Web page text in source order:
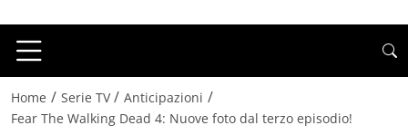
Home / Serie TV / Anticipazioni /
Fear The Walking Dead 4: Nuove foto dal terzo episodio!